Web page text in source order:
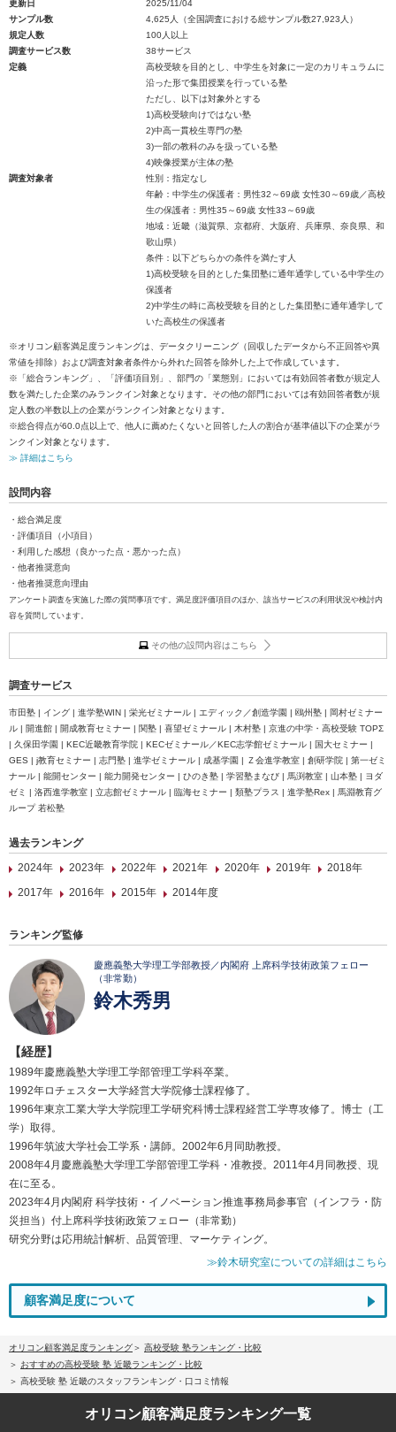
更新日
2025/11/04
サンプル数
4,625人（全国調査における総サンプル数27,923人）
規定人数
100人以上
調査サービス数
38サービス
定義
高校受験を目的とし、中学生を対象に一定のカリキュラムに
沿った形で集団授業を行っている塾
ただし、以下は対象外とする
1)高校受験向けではない塾
2)中高一貫校生専門の塾
3)一部の教科のみを扱っている塾
4)映像授業が主体の塾
調査対象者
性別：指定なし
年齢：中学生の保護者：男性32～69歳 女性30～69歳／高校
生の保護者：男性35～69歳 女性33～69歳
地域：近畿（滋賀県、京都府、大阪府、兵庫県、奈良県、和
歌山県）
条件：以下どちらかの条件を満たす人
1)高校受験を目的とした集団塾に通年通学している中学生の
保護者
2)中学生の時に高校受験を目的とした集団塾に通年通学して
いた高校生の保護者
※オリコン顧客満足度ランキングは、データクリーニング（回収したデータから不正回答や異
常値を排除）および調査対象者条件から外れた回答を除外した上で作成しています。
※「総合ランキング」、「評価項目別」、部門の「業態別」においては有効回答者数が規定人
数を満たした企業のみランクイン対象となります。その他の部門においては有効回答者数が規
定人数の半数以上の企業がランクイン対象となります。
※総合得点が60.0点以上で、他人に薦めたくないと回答した人の割合が基準値以下の企業がラ
ンクイン対象となります。
≫ 詳細はこちら
設問内容
・総合満足度
・評価項目（小項目）
・利用した感想（良かった点・悪かった点）
・他者推奨意向
・他者推奨意向理由
アンケート調査を実施した際の質問事項です。満足度評価項目のほか、該当サービスの利用状況や検討内
容を質問しています。
その他の設問内容はこちら
調査サービス
市田塾 | イング | 進学塾WIN | 栄光ゼミナール | エディック／創造学園 | 鴎州塾 | 岡村ゼミナー
ル | 開進館 | 開成教育セミナー | 関塾 | 喜望ゼミナール | 木村塾 | 京進の中学・高校受験 TOPΣ
| 久保田学園 | KEC近畿教育学院 | KECゼミナール／KEC志学館ゼミナール | 国大セミナー |
GES | j教育セミナー | 志門塾 | 進学ゼミナール | 成基学園 | Ｚ会進学教室 | 創研学院 | 第一ゼミ
ナール | 能開センター | 能力開発センター | ひのき塾 | 学習塾まなび | 馬渕教室 | 山本塾 | ヨダ
ゼミ | 洛西進学教室 | 立志館ゼミナール | 臨海セミナー | 類塾プラス | 進学塾Rex | 馬淵教育グ
ループ 若松塾
過去ランキング
2024年
2023年 2022年 2021年 2020年 2019年
2018年
2017年
2016年 2015年 2014年度
ランキング監修
慶應義塾大学理工学部教授／内閣府 上席科学技術政策フェロー
（非常勤）
鈴木秀男
【経歴】
1989年慶應義塾大学理工学部管理工学科卒業。
1992年ロチェスター大学経営大学院修士課程修了。
1996年東京工業大学大学院理工学研究科博士課程経営工学専攻修了。博士（工
学）取得。
1996年筑波大学社会工学系・講師。2002年6月同助教授。
2008年4月慶應義塾大学理工学部管理工学科・准教授。2011年4月同教授、現
在に至る。
2023年4月内閣府 科学技術・イノベーション推進事務局参事官（インフラ・防
災担当）付上席科学技術政策フェロー（非常勤）
研究分野は応用統計解析、品質管理、マーケティング。
≫鈴木研究室についての詳細はこちら
顧客満足度について
オリコン顧客満足度ランキング
高校受験 塾ランキング・比較
おすすめの高校受験 塾 近畿ランキング・比較
高校受験 塾 近畿のスタッフランキング・口コミ情報
オリコン顧客満足度ランキング一覧